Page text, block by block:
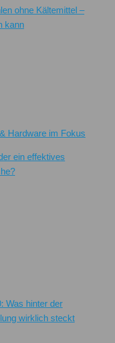
ohne Kältemittel –
kann
Hardware im Fokus
ein effektives
Was hinter der
wirklich steckt